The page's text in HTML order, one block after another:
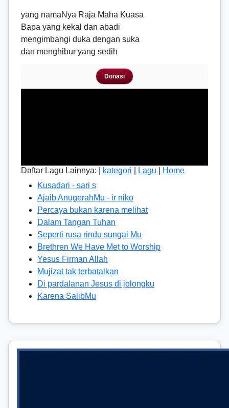
yang namaNya Raja Maha Kuasa
Bapa yang kekal dan abadi
mengimbangi duka dengan suka
dan menghibur yang sedih
Donasi
Daftar Lagu Lainnya: | kategori Lagu
Home
Kusadari - sari s
Ajaib AnugerahMu - ir niko
Percaya bukan karena melihat
Dalam Tangan Tuhan
Seperti rusa rindu sungai Mu
Brethren We Have Met to Worship
Yesus Firman Allah
Mujizat tak terbatalkan
Di pardalanan Jesus di jolongku
Karena SalibMu